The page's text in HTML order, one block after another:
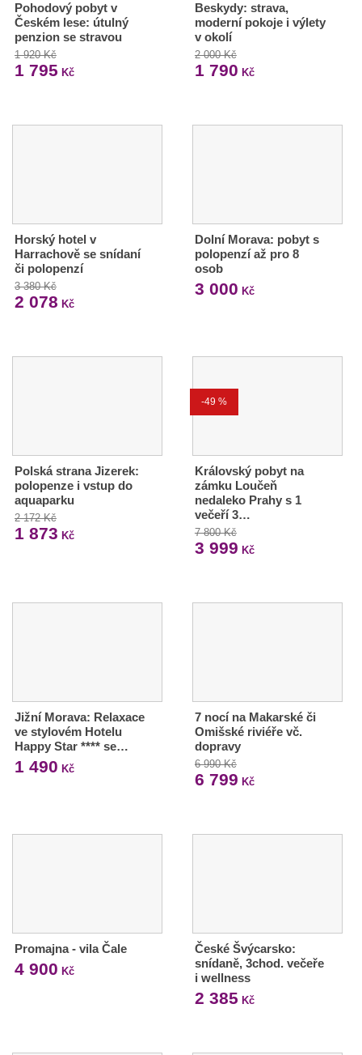
Pohodový pobyt v
Českém lese: útulný
penzion se stravou
1 920 Kč
1 795 Kč
Beskydy: strava,
moderní pokoje i výlety
v okolí
2 000 Kč
1 790 Kč
Horský hotel v
Harrachově se snídaní
či polopenzí
3 380 Kč
2 078 Kč
Dolní Morava: pobyt s
polopenzí až pro 8
osob
3 000 Kč
Polská strana Jizerek:
polopenze i vstup do
aquaparku
2 172 Kč
1 873 Kč
-49 %
Královský pobyt na
zámku Loučeň
nedaleko Prahy s 1
večeří 3…
7 800 Kč
3 999 Kč
Jižní Morava: Relaxace
ve stylovém Hotelu
Happy Star **** se…
1 490 Kč
7 nocí na Makarské či
Omišské riviéře vč.
dopravy
6 990 Kč
6 799 Kč
Promajna - vila Čale
4 900 Kč
České Švýcarsko:
snídaně, 3chod. večeře
i wellness
2 385 Kč